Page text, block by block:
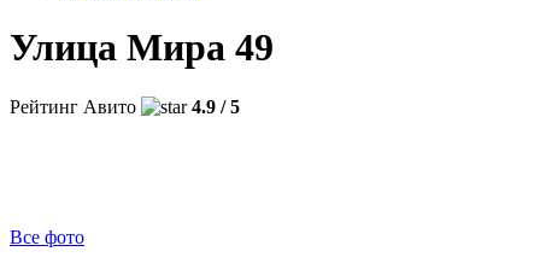
Улица Мира 49
Рейтинг Авито 4.9 / 5
Все фото